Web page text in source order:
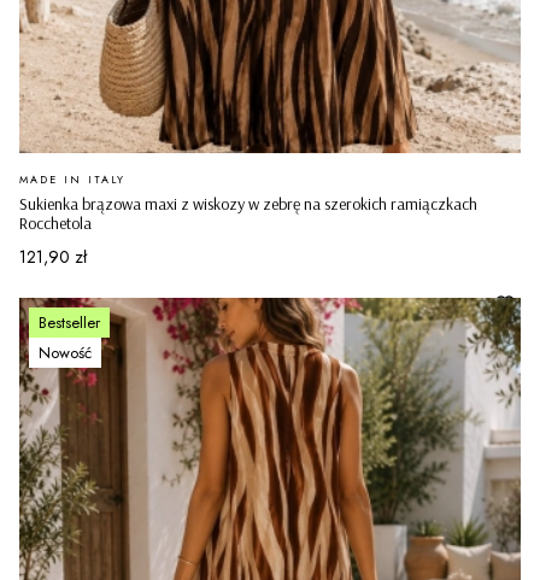
Sukienka brązowa maxi z wiskozy w zebrę na szerokich ramiączkach
Rocchetola
PRODUCENT
MADE IN ITALY
Cena
121,90 zł
Bestseller
Nowość